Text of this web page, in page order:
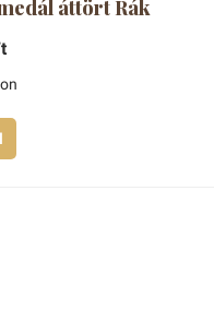
áttört Rák